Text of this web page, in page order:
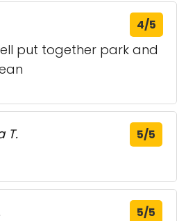
4/5
put together park and
T. 5/5
5/5